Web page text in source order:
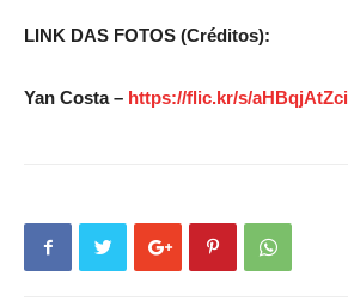
LINK DAS FOTOS (Créditos):
Yan Costa – https://flic.kr/s/aHBqjAtZci